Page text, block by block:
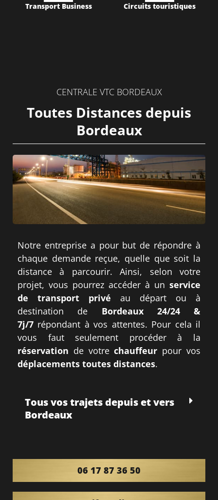
Transport Business Circuits touristiques
CENTRALE VTC BORDEAUX
Toutes Distances depuis
Bordeaux
Notre entreprise a pour but de répondre à
chaque demande reçue, quelle que soit la
distance à parcourir. Ainsi, selon votre
projet, vous pourrez accéder à un service
de transport privé au départ ou à
destination de Bordeaux
24/24 &
7j/7 répondant à vos attentes. Pour cela il
vous faut seulement procéder à la
réservation de votrechauffeur pour vos
déplacements toutes distances.
Tous vos trajets depuis et vers
Bordeaux
06 17 87 36 50